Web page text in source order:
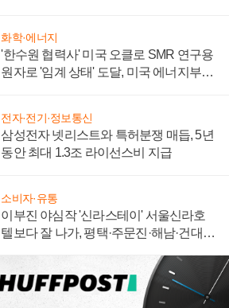
화학·에너지
'한수원 협력사' 미국 오클로 SMR 연구용
원자로 '임계 상태' 도달, 미국 에너지부
전자·전기·정보통신
삼성전자 넷리스트와 특허분쟁 매듭, 5년
동안 최대 1.3조 라이선스비 지급
소비자·유통
이부진 야심작 '신라스테이' 서울신라호
텔보다 잘 나가, 평택·주문진·해남·건대로